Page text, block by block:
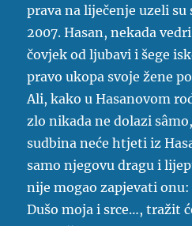
prava na liječenje uzeli
2007. Hasan, nekada
čovjek od ljubavi i šege
pravo ukopa svoje žene
Ali, kako u Hasanovom
zlo nikada ne dolazi
sudbina neće htjeti iz
samo njegovu dragu i
nije mogao zapjevati onu:
Dušo moja i srce…, tražit